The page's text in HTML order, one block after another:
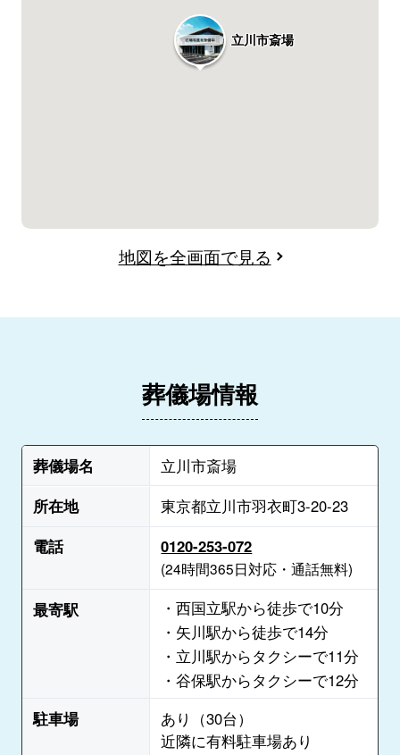
立川市斎場
地図を全画面で見る
葬儀場情報
葬儀場名
立川市斎場
所在地
東京都立川市羽衣町3-20-23
電話
0120-253-072
(24時間365日対応・通話無料)
最寄駅
・西国立駅から徒歩で10分
・矢川駅から徒歩で14分
・立川駅からタクシーで11分
・谷保駅からタクシーで12分
駐車場
あり（30台）
近隣に有料駐車場あり